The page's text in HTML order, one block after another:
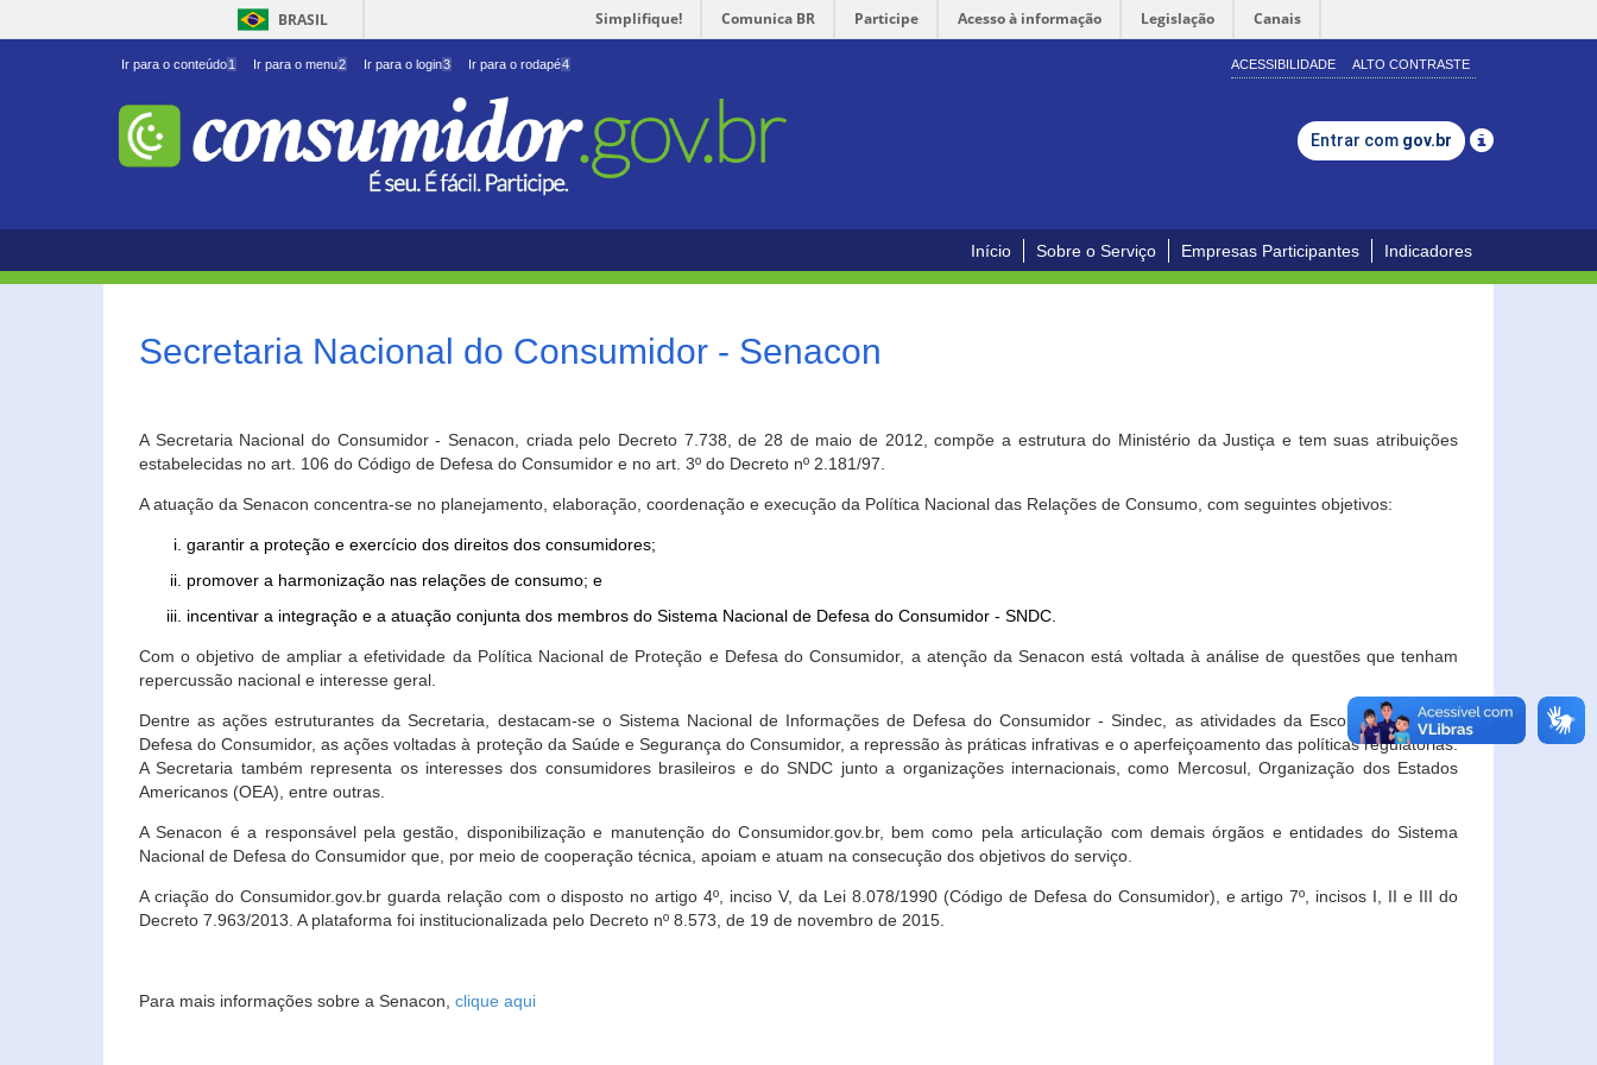
BRASIL Simplifique! Comunica BR Participe Acesso à informação Legislação Canais
Ir para o conteúdo1 Ir para o menu2 Ir para o login3 Ir para o rodapé4 ACESSIBILIDADE ALTO CONTRASTE
Entrar com gov.br
Início Sobre o Serviço Empresas Participantes Indicadores
Secretaria Nacional do Consumidor - Senacon
A Secretaria Nacional do Consumidor - Senacon, criada pelo Decreto 7.738, de 28 de maio de 2012, compõe a estrutura do Ministério da Justiça e tem suas atribuições
estabelecidas no art. 106 do Código de Defesa do Consumidor e no art. 3º do Decreto nº 2.181/97.
A atuação da Senacon concentra-se no planejamento, elaboração, coordenação e execução da Política Nacional das Relações de Consumo, com seguintes objetivos:
garantir a proteção e exercício dos direitos dos consumidores;
promover a harmonização nas relações de consumo; e
incentivar a integração e a atuação conjunta dos membros do Sistema Nacional de Defesa do Consumidor - SNDC.
Com o objetivo de ampliar a efetividade da Política Nacional de Proteção e Defesa do Consumidor, a atenção da Senacon está voltada à análise de questões que tenham
repercussão nacional e interesse geral.
Dentre as ações estruturantes da Secretaria, destacam-se o Sistema Nacional de Informações de Defesa do Consumidor - Sindec, as atividades da Escola Nacional de
Defesa do Consumidor, as ações voltadas à proteção da Saúde e Segurança do Consumidor, a repressão às práticas infrativas e o aperfeiçoamento das políticas regulatórias.
A Secretaria também representa os interesses dos consumidores brasileiros e do SNDC junto a organizações internacionais, como Mercosul, Organização dos Estados
Americanos (OEA), entre outras.
A Senacon é a responsável pela gestão, disponibilização e manutenção do Consumidor.gov.br, bem como pela articulação com demais órgãos e entidades do Sistema
Nacional de Defesa do Consumidor que, por meio de cooperação técnica, apoiam e atuam na consecução dos objetivos do serviço.
A criação do Consumidor.gov.br guarda relação com o disposto no artigo 4º, inciso V, da Lei 8.078/1990 (Código de Defesa do Consumidor), e artigo 7º, incisos I, II e III do
Decreto 7.963/2013. A plataforma foi institucionalizada pelo Decreto nº 8.573, de 19 de novembro de 2015.
Para mais informações sobre a Senacon, clique aqui